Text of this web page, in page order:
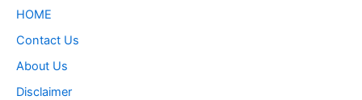
HOME
Contact Us
About Us
Disclaimer